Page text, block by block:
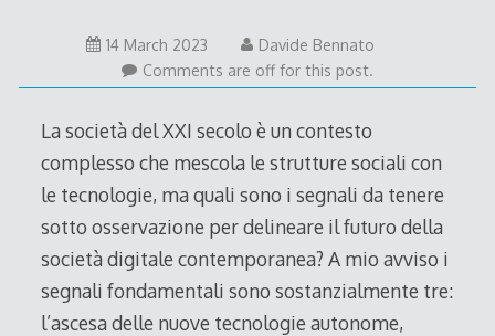
14 March 2023
Davide Bennato
Comments are off for this post.
La società del XXI secolo è un contesto
complesso che mescola le strutture sociali con
le tecnologie, ma quali sono i segnali da tenere
sotto osservazione per delineare il futuro della
società digitale contemporanea? A mio avviso i
segnali fondamentali sono sostanzialmente tre:
l’ascesa delle nuove tecnologie autonome,